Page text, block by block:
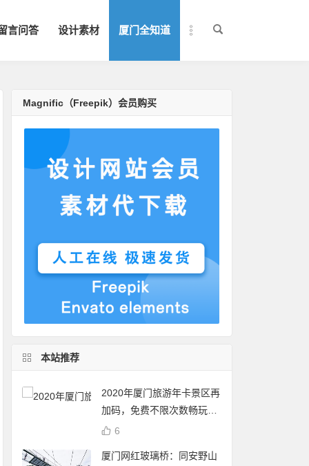
言问答 设计素材 厦门全知道
Magnific（Freepik）会员购买
本站推荐
2020年厦门旅游年卡景区再
加码，免费不限次数畅玩24
个景点
6
厦门网红玻璃桥：同安野山